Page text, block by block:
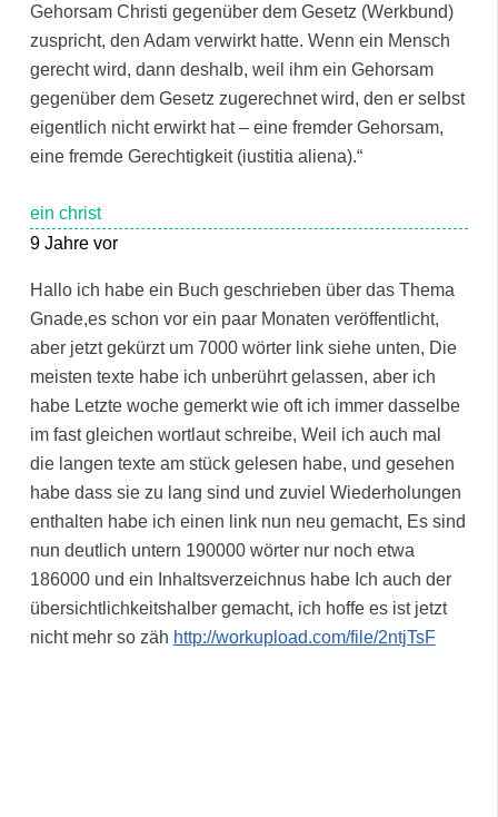
Gehorsam Christi gegenüber dem Gesetz (Werkbund)
zuspricht, den Adam verwirkt hatte. Wenn ein Mensch
gerecht wird, dann deshalb, weil ihm ein Gehorsam
gegenüber dem Gesetz zugerechnet wird, den er selbst
eigentlich nicht erwirkt hat – eine fremder Gehorsam,
eine fremde Gerechtigkeit (iustitia aliena).“
ein christ
9 Jahre vor
Hallo ich habe ein Buch geschrieben über das Thema
Gnade,es schon vor ein paar Monaten veröffentlicht,
aber jetzt gekürzt um 7000 wörter link siehe unten, Die
meisten texte habe ich unberührt gelassen, aber ich
habe Letzte woche gemerkt wie oft ich immer dasselbe
im fast gleichen wortlaut schreibe, Weil ich auch mal
die langen texte am stück gelesen habe, und gesehen
habe dass sie zu lang sind und zuviel Wiederholungen
enthalten habe ich einen link nun neu gemacht, Es sind
nun deutlich untern 190000 wörter nur noch etwa
186000 und ein Inhaltsverzeichnus habe Ich auch der
übersichtlichkeitshalber gemacht, ich hoffe es ist jetzt
nicht mehr so zäh http://workupload.com/file/2ntjTsF